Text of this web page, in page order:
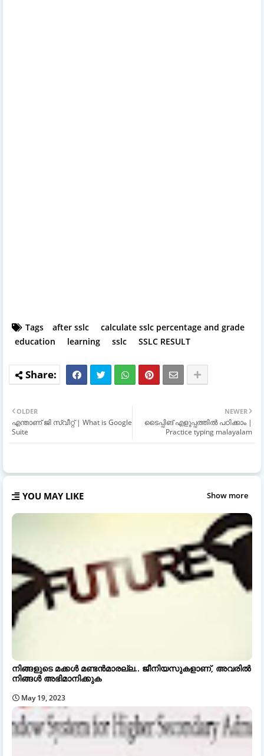
Tags after sslc
calculate sslc percentage and grade
education
learning sslc SSLC RESULT
NEWER
ടൈപ്പിങ് എളുപ്പത്തിൽ പഠിക്കാം |
Practice typing malayalam
OLDER
എന്താണ് ജി സ്വീറ്റ് | What is Google
Suite
YOU MAY LIKE Show more
നിങ്ങളുടെ മക്കൾ മണ്ടൻമാരല്ല.. ജീനിയസുകളാണ്, അവരിൽ
നിങ്ങൾ അഭിമാനിക്കുക
May 19, 2023